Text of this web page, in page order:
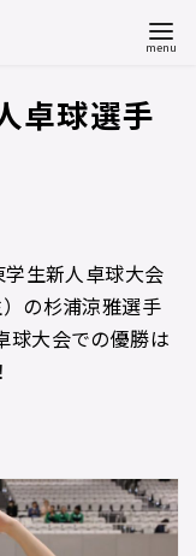
卓球選手
生新人卓球大会
の杉浦涼雅選手
球大会での優勝は